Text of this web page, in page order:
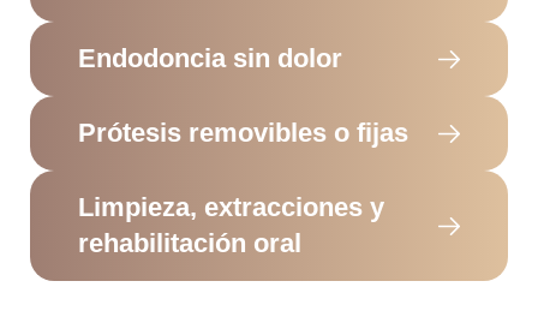
Endodoncia sin dolor
Prótesis removibles o fijas
Limpieza, extracciones y
rehabilitación oral